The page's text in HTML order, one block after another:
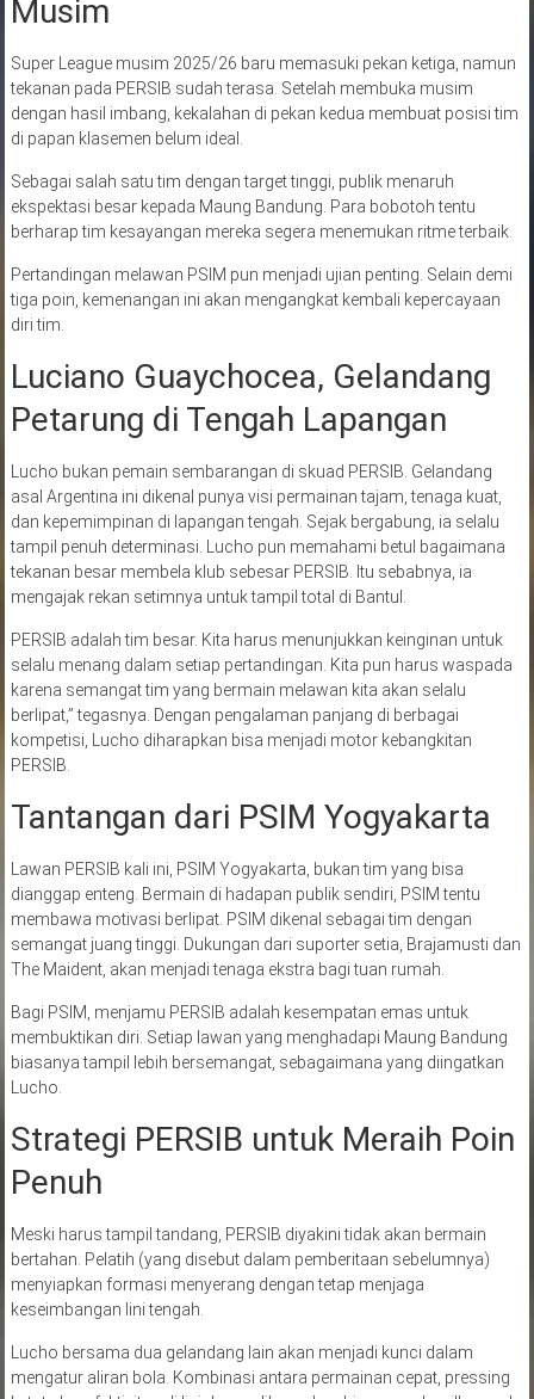
Musim
Super League musim 2025/26 baru memasuki pekan ketiga, namun
tekanan pada PERSIB sudah terasa. Setelah membuka musim
dengan hasil imbang, kekalahan di pekan kedua membuat posisi tim
di papan klasemen belum ideal.
Sebagai salah satu tim dengan target tinggi, publik menaruh
ekspektasi besar kepada Maung Bandung. Para bobotoh tentu
berharap tim kesayangan mereka segera menemukan ritme terbaik.
Pertandingan melawan PSIM pun menjadi ujian penting. Selain demi
tiga poin, kemenangan ini akan mengangkat kembali kepercayaan
diri tim.
Luciano Guaychocea, Gelandang
Petarung di Tengah Lapangan
Lucho bukan pemain sembarangan di skuad PERSIB. Gelandang
asal Argentina ini dikenal punya visi permainan tajam, tenaga kuat,
dan kepemimpinan di lapangan tengah. Sejak bergabung, ia selalu
tampil penuh determinasi. Lucho pun memahami betul bagaimana
tekanan besar membela klub sebesar PERSIB. Itu sebabnya, ia
mengajak rekan setimnya untuk tampil total di Bantul.
PERSIB adalah tim besar. Kita harus menunjukkan keinginan untuk
selalu menang dalam setiap pertandingan. Kita pun harus waspada
karena semangat tim yang bermain melawan kita akan selalu
berlipat,” tegasnya. Dengan pengalaman panjang di berbagai
kompetisi, Lucho diharapkan bisa menjadi motor kebangkitan
PERSIB.
Tantangan dari PSIM Yogyakarta
Lawan PERSIB kali ini, PSIM Yogyakarta, bukan tim yang bisa
dianggap enteng. Bermain di hadapan publik sendiri, PSIM tentu
membawa motivasi berlipat. PSIM dikenal sebagai tim dengan
semangat juang tinggi. Dukungan dari suporter setia, Brajamusti dan
The Maident, akan menjadi tenaga ekstra bagi tuan rumah.
Bagi PSIM, menjamu PERSIB adalah kesempatan emas untuk
membuktikan diri. Setiap lawan yang menghadapi Maung Bandung
biasanya tampil lebih bersemangat, sebagaimana yang diingatkan
Lucho.
Strategi PERSIB untuk Meraih Poin
Penuh
Meski harus tampil tandang, PERSIB diyakini tidak akan bermain
bertahan. Pelatih (yang disebut dalam pemberitaan sebelumnya)
menyiapkan formasi menyerang dengan tetap menjaga
keseimbangan lini tengah.
Lucho bersama dua gelandang lain akan menjadi kunci dalam
mengatur aliran bola. Kombinasi antara permainan cepat, pressing